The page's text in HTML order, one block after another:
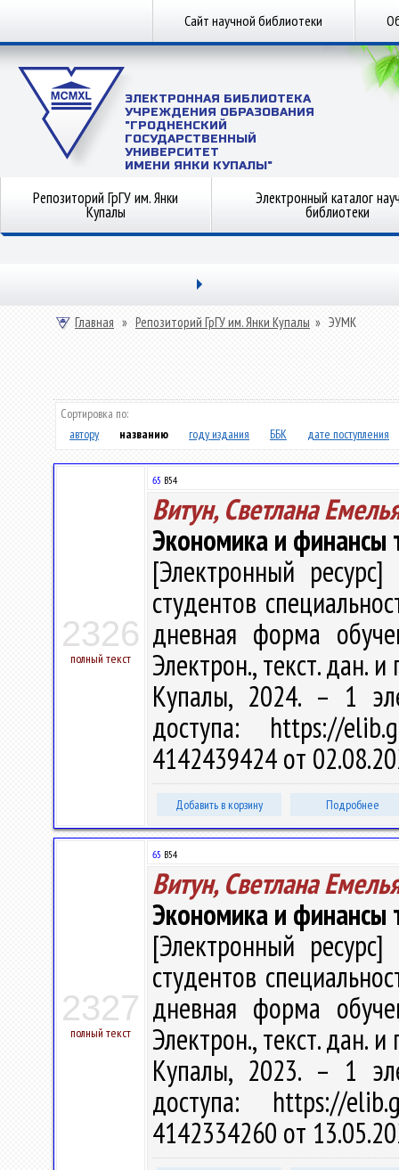
Сайт научной библиотеки
ЭЛЕКТРОННАЯ БИБЛИОТЕКА
УЧРЕЖДЕНИЯ ОБРАЗОВАНИЯ
"ГРОДНЕНСКИЙ
ГОСУДАРСТВЕННЫЙ
УНИВЕРСИТЕТ
ИМЕНИ ЯНКИ КУПАЛЫ"
Репозиторий ГрГУ им. Янки
Купалы
Электронный каталог
библиотеки
Главная » Репозиторий ГрГУ им. Янки Купалы » ЭУМК
Сортировка по:
автору
названию году издания ББК дате поступления
2326
полный текст
65 В54
Витун, Светлана
Экономика и финансы
[Электронный
студентов
дневная форма
Электрон., текст. дан.
Купалы, 2024. – 1
доступа: https://
4142439424 от
Добавить в корзину Подробнее
2327
полный текст
65 В54
Витун, Светлана
Экономика и финансы
[Электронный
студентов
дневная форма
Электрон., текст. дан.
Купалы, 2023. – 1
доступа: https://
4142334260 от